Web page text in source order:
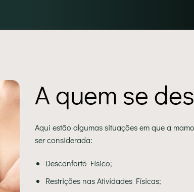
A quem se
Aqui estão algumas situações em que a
ser considerada:
Desconforto Físico;
Restrições nas Atividades Físicas;